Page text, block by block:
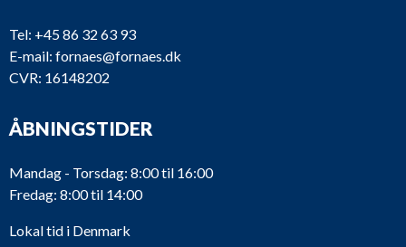
Tel: +45 86 32 63 93
E-mail: fornaes@fornaes.dk
CVR: 16148202
ÅBNINGSTIDER
Mandag - Torsdag: 8:00 til 16:00
Fredag: 8:00 til 14:00
Lokal tid i Denmark